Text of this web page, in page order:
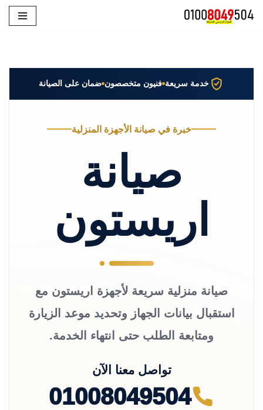
خدمة سريعة فنيون متخصصون ضمان على الصيانة
خبرة في صيانة الأجهزة المنزلية
صيانة
اريستون
صيانة منزلية سريعة لأجهزة اريستون مع
استقبال بيانات الجهاز وتحديد موعد الزيارة
ومتابعة الطلب حتى انتهاء الخدمة.
تواصل معنا الآن
01008049504